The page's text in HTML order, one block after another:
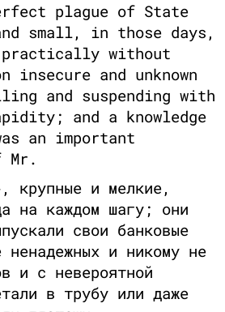
plague of State
small, in those days,
without
insecure and unknown
and suspending with
and a knowledge
an important
Mr.
крупные и мелкие,
на каждом шагу; они
свои банковые
ненадежных и никому не
и с невероятной
в трубу или даже